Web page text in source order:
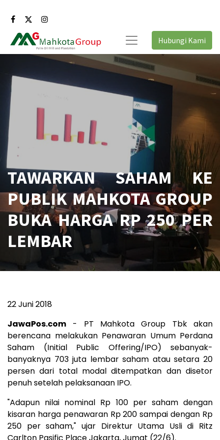
Hubungi Kami
TAWARKAN SAHAM KE
PUBLIK MAHKOTA GROUP
BUKA HARGA RP 250 PER
LEMBAR
22 Juni 2018
JawaPos.com - PT Mahkota Group Tbk akan
berencana melakukan Penawaran Umum Perdana
Saham (Initial Public Offering/IPO) sebanyak-
banyaknya 703 juta lembar saham atau setara 20
persen dari total modal ditempatkan dan disetor
penuh setelah pelaksanaan IPO.
"Adapun nilai nominal Rp 100 per saham dengan
kisaran harga penawaran Rp 200 sampai dengan Rp
250 per saham," ujar Direktur Utama Usli di Ritz